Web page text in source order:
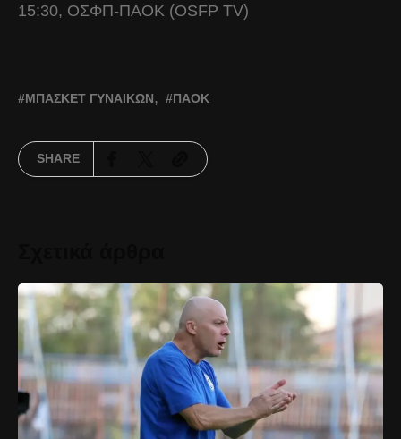
15:30, ΟΣΦΠ-ΠΑΟΚ (OSFP TV)
ΜΠΆΣΚΕΤ ΓΥΝΑΙΚΏΝ ΠΑΟΚ
SHARE